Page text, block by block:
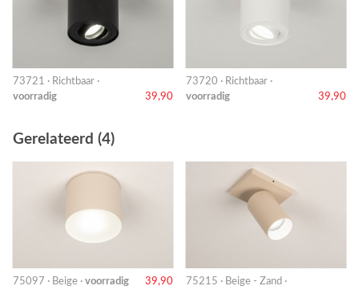
73721 · Richtbaar ·
voorradig
39,90
73720 · Richtbaar ·
voorradig
39,90
Gerelateerd (4)
75097 · Beige · voorradig 39,90 75215 · Beige - Zand ·